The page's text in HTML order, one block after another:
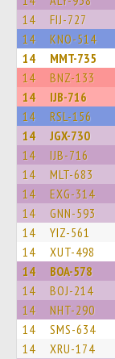
14 FIJ-727
14 KNO-514
14 MMT-735
14 BNZ-133
14 IJB-716
14 RSL-156
14 JGX-730
14 IJB-716
14 MLT-683
14 EXG-314
14 GNN-593
14 YIZ-561
14 XUT-498
14 BOA-578
14 BOJ-214
14 NHT-290
14 SMS-634
14 XRU-174